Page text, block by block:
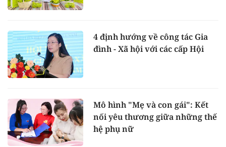
4 định hướng về công tác Gia
đình - Xã hội với các cấp Hội
Mô hình "Mẹ và con gái": Kết
nối yêu thương giữa những thế
hệ phụ nữ